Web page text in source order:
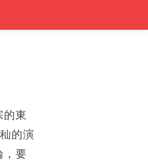
的東
的演
，要